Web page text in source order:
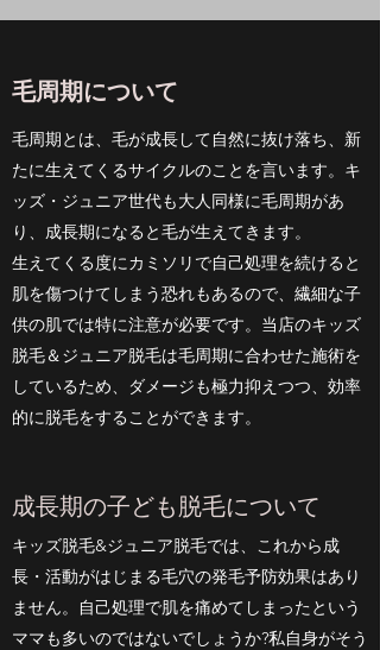
毛周期について
毛周期とは、毛が成長して自然に抜け落ち、新
たに生えてくるサイクルのことを言います。キ
ッズ・ジュニア世代も大人同様に毛周期があ
り、成長期になると毛が生えてきます。
生えてくる度にカミソリで自己処理を続けると
肌を傷つけてしまう恐れもあるので、繊細な子
供の肌では特に注意が必要です。当店のキッズ
脱毛＆ジュニア脱毛は毛周期に合わせた施術を
しているため、ダメージも極力抑えつつ、効率
的に脱毛をすることができます。
キッズ脱毛&ジュニア脱毛では、これから成
長・活動がはじまる毛穴の発毛予防効果はあり
ません。自己処理で肌を痛めてしまったという
ママも多いのではないでしょうか?私自身がそう
成長期の子ども脱毛について